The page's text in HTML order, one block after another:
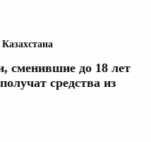
сменившие до 18 лет
средства из